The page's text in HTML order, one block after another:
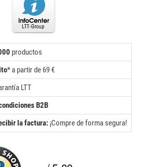
productos
* a partir de 69 €
LTT
B2B
la factura: ¡Compre de forma segura!